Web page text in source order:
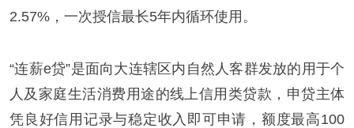
2.57%，一次授信最长5年内循环使用。
“连薪e贷”是面向大连辖区内自然人客群发放的用于个
人及家庭生活消费用途的线上信用类贷款，申贷主体
凭良好信用记录与稳定收入即可申请，额度最高100